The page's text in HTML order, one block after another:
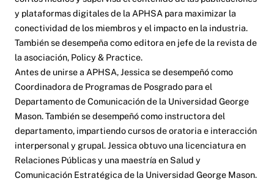
y plataformas digitales de la APHSA para maximizar la
conectividad de los miembros y el impacto en la industria.
También se desempeña como editora en jefe de la revista de
la asociación, Policy & Practice.
Antes de unirse a APHSA, Jessica se desempeñó como
Coordinadora de Programas de Posgrado para el
Departamento de Comunicación de la Universidad George
Mason. También se desempeñó como instructora del
departamento, impartiendo cursos de oratoria e interacción
interpersonal y grupal. Jessica obtuvo una licenciatura en
Relaciones Públicas y una maestría en Salud y
Comunicación Estratégica de la Universidad George Mason.